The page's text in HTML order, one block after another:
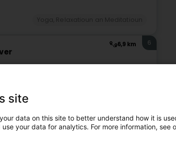
6,9 km 6
eng déif Passioun fir Gesondheet,
Welt vum Sport viru bal fofzéng Joer
site
data on this site to better understand how it is
your data for analytics. For more information, see